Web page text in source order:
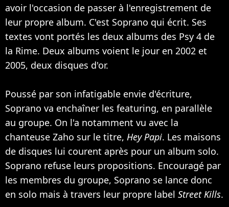
avoir l'occasion de passer à l'enregistrement de
leur propre album. C'est Soprano qui écrit. Ses
textes vont portés les deux albums des Psy 4 de
la Rime. Deux albums voient le jour en 2002 et
2005, deux disques d'or.
Poussé par son infatigable envie d'écriture,
Soprano va enchaîner les featuring, en parallèle
au groupe. On l'a notamment vu avec la
chanteuse Zaho sur le titre, Hey Papi. Les maisons
de disques lui courent après pour un album solo.
Soprano refuse leurs propositions. Encouragé par
les membres du groupe, Soprano se lance donc
en solo mais à travers leur propre label Street Kills.